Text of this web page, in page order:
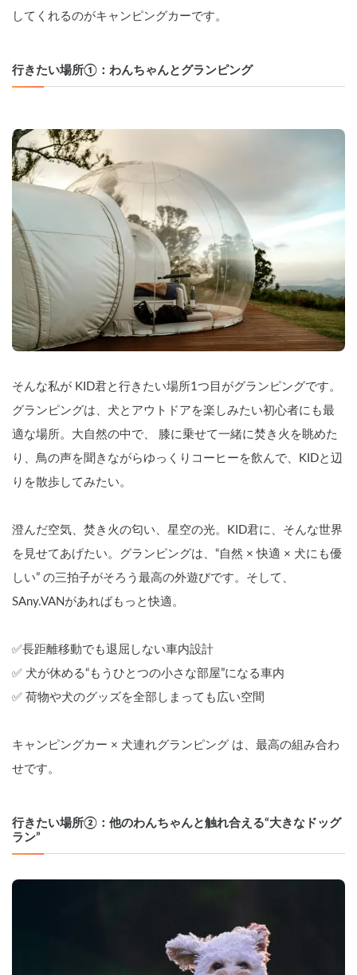
してくれるのがキャンピングカーです。
行きたい場所①：わんちゃんとグランピング
そんな私が KID君と行きたい場所1つ目がグランピングです。
グランピングは、犬とアウトドアを楽しみたい初心者にも最
適な場所。大自然の中で、 膝に乗せて一緒に焚き火を眺めた
り、鳥の声を聞きながらゆっくりコーヒーを飲んで、KIDと辺
りを散歩してみたい。
澄んだ空気、焚き火の匂い、星空の光。KID君に、そんな世界
を見せてあげたい。グランピングは、“自然 × 快適 × 犬にも優
しい” の三拍子がそろう最高の外遊びです。そして、
SAny.VANがあればもっと快適。
✅長距離移動でも退屈しない車内設計
✅ 犬が休める“もうひとつの小さな部屋”になる車内
✅ 荷物や犬のグッズを全部しまっても広い空間
キャンピングカー × 犬連れグランピング は、最高の組み合わ
せです。
行きたい場所②：他のわんちゃんと触れ合える“大きなドッグ
ラン”